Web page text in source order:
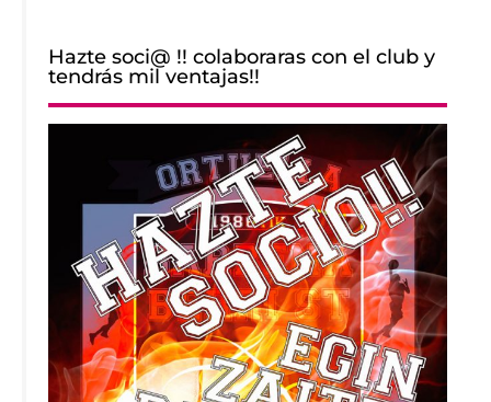
Hazte soci@ !! colaboraras con el club y
tendrás mil ventajas!!